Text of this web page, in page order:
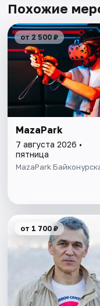
Похожие
от 2 500 ₽
MazaPark
7 августа 2026 •
пятница
MazaPark
от 1 700 ₽